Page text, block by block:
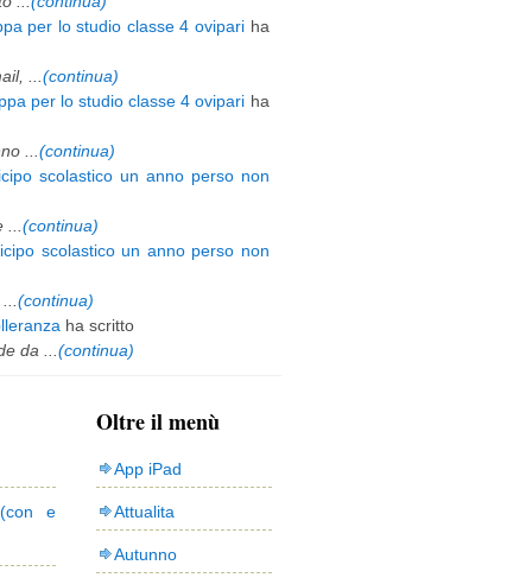
per lo studio classe 4 ovipariha
... (continua)
per lo studio classe 4 ovipari ha
... (continua)
scolastico un anno perso non
(continua)
scolastico un anno perso non
(continua)
ha scritto
da ... (continua)
e
Oltre il menù
App iPad
Attualita
Autunno